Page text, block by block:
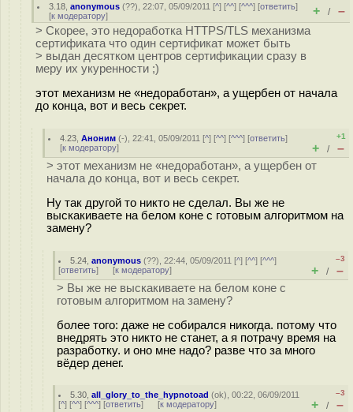
3.18 ,anonymous (??), 22:07, 05/09/2011 [^] [^^] [^^^] [ответить]
[к модератору] + / –
> Скорее, это недоработка HTTPS/TLS механизма
сертификата что один сертификат может быть
> выдан десятком центров сертификации сразу в
меру их укуренности ;)
этот механизм не «недоработан», а ущербен от начала
до конца, вот и весь секрет.
4.23 ,Аноним (-), 22:41, 05/09/2011 [^] [^^] [^^^] [ответить]
[к модератору]
+1
+ / –
> этот механизм не «недоработан», а ущербен от
начала до конца, вот и весь секрет.
Ну так другой то никто не сделал. Вы же не
выскакиваете на белом коне с готовым алгоритмом на
замену?
5.24 ,anonymous (??), 22:44, 05/09/2011 [^] [^^] [^^^]
[ответить] [к модератору]
–3
+ / –
> Вы же не выскакиваете на белом коне с
готовым алгоритмом на замену?
более того: даже не собирался никогда. потому что
внедрять это никто не станет, а я потрачу время на
разработку. и оно мне надо? разве что за много
вёдер денег.
5.30 ,all_glory_to_the_hypnotoad (ok), 00:22, 06/09/2011
[^] [^^] [^^^] [ответить] [к модератору]
–3
+ / –